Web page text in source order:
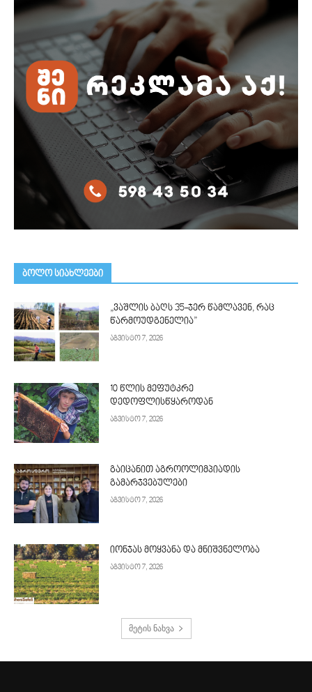
ᲑᲝᲚᲝ ᲡᲘᲐᲮᲚᲔᲔᲑᲘ
„ვაშლის ბაღს 35-ჯერ წამლავენ, რაც
წარმოუდგენელია”
აგვისტო 7, 2026
10 წლის მეფუტკრე
დედოფლისწყაროდან
აგვისტო 7, 2026
გაიცანით აგროოლიმპიადის
გამარჯვებულები
აგვისტო 7, 2026
იონჯას მოყვანა და მნიშვნელობა
აგვისტო 7, 2026
მეტის ნახვა